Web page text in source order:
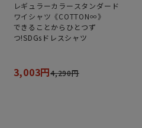
レギュラーカラースタンダード
ワイシャツ《COTTON∞》
できることからひとつず
つ!SDGsドレスシャツ
3,003円4,290円